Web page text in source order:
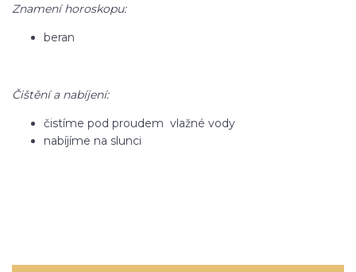
Znamení horoskopu:
beran
Čištění a nabíjení:
čistíme pod proudem vlažné vody
nabíjíme na slunci